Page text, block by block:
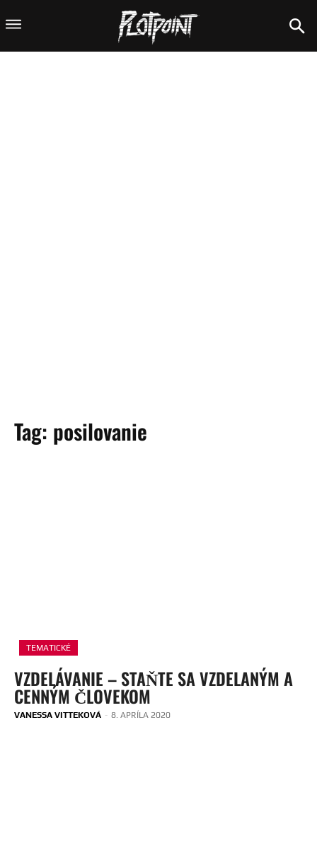
Tag: posilovanie
TEMATICKÉ
VZDELÁVANIE – STAŇTE SA VZDELANÝM A
CENNÝM ČLOVEKOM
VANESSA VITTEKOVÁ - 8. APRÍLA 2020